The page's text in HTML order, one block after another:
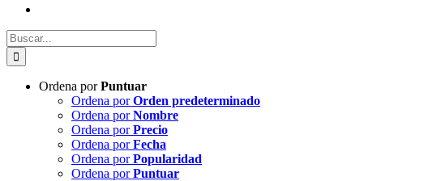
Buscar:
Ordena porPuntuar
Ordena porOrden predeterminado
Ordena porNombre
Ordena porPrecio
Ordena porFecha
Ordena porPopularidad
Ordena porPuntuar